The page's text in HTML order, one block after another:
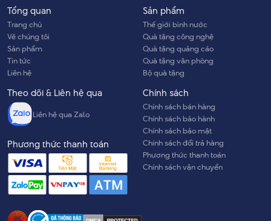
Tổng quan
Trang chủ
Về chúng tôi
Sản phẩm
Tin tức
Liên hệ
Sản phẩm
Thế giới bình nước
Quà tặng công nghệ
Quà tặng quảng cáo
Quà tặng văn phòng
Bộ quà tặng
Chính sách
Chính sách bán hàng
Chính sách bảo hành
Chính sách bảo mật
Chính sách đổi trả hàng
Phương thức thanh toán
Chính sách vận chuyển
Theo dõi & Liên hệ qua
Liên hệ qua Zalo
Phương thức thanh toán